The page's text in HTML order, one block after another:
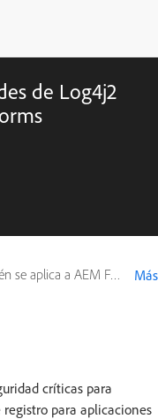
de Log4j2
a AEM Forms on JEE, AEM Forms on OSGi Más
críticas para
para aplicaciones